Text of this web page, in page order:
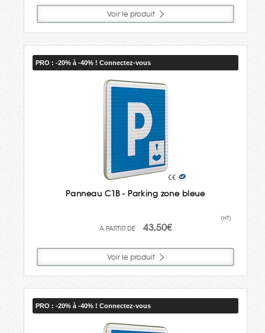
Voir le produit
PRO : -20% à -40% ! Connectez-vous
Panneau C1B - Parking zone bleue
43,50€
(HT)
Voir le produit
PRO : -20% à -40% ! Connectez-vous